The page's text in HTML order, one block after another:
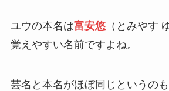
ユウの本名は富安悠（とみやす
覚えやすい名前ですよね。
芸名と本名がほぼ同じというの